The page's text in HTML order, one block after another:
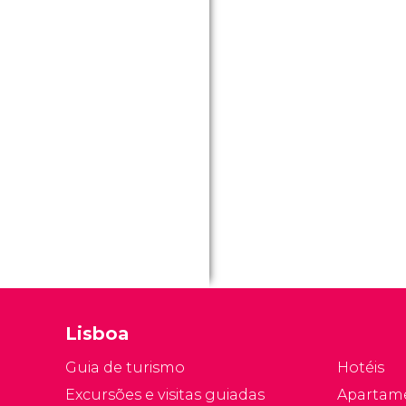
Lisboa
Guia de turismo
Excursões e visitas guiadas
Hotéis